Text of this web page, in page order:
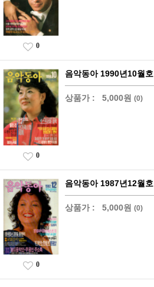
0
음악동아 1990년10월호
상품가 : 5,000원 (0)
0
음악동아 1987년12월호
상품가 : 5,000원 (0)
0